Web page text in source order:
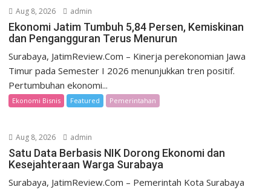
Aug 8, 2026 admin
Ekonomi Jatim Tumbuh 5,84 Persen, Kemiskinan
dan Pengangguran Terus Menurun
Surabaya, JatimReview.Com – Kinerja perekonomian Jawa
Timur pada Semester I 2026 menunjukkan tren positif.
Pertumbuhan ekonomi...
Ekonomi Bisnis Featured Pemerintahan
Aug 8, 2026 admin
Satu Data Berbasis NIK Dorong Ekonomi dan
Kesejahteraan Warga Surabaya
Surabaya, JatimReview.Com – Pemerintah Kota Surabaya